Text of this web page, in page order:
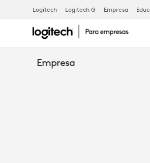
CÓMO
LOS
Logitech Logitech G Empresa
Empresa